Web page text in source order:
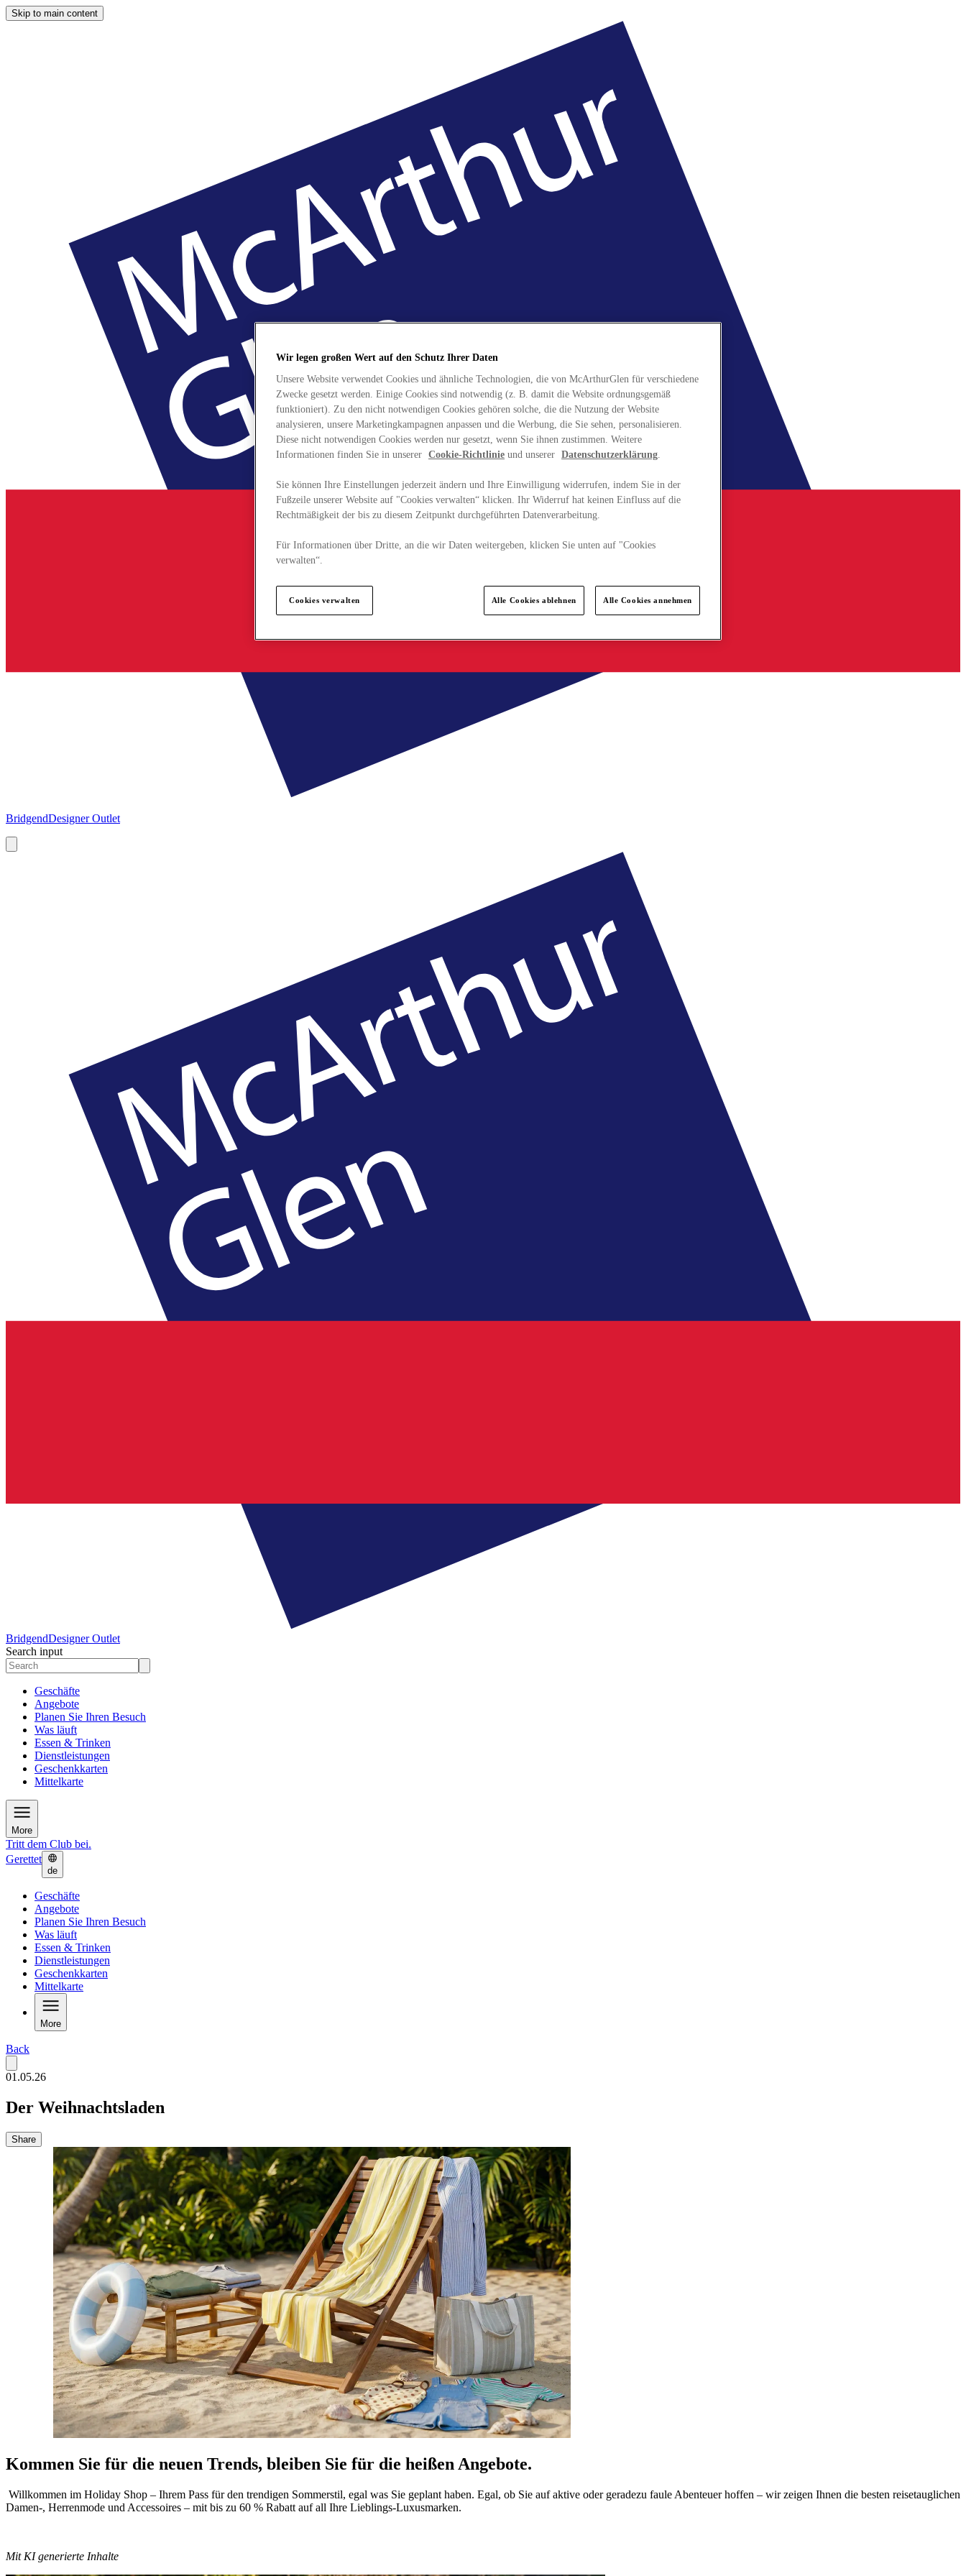
Skip to main content
BridgendDesigner Outlet
BridgendDesigner Outlet
Search input
Geschäfte
Angebote
Planen Sie Ihren Besuch
Was läuft
Essen & Trinken
Dienstleistungen
Geschenkkarten
Mittelkarte
More
Tritt dem Club bei.
Gerettet
de
Geschäfte
Angebote
Planen Sie Ihren Besuch
Was läuft
Essen & Trinken
Dienstleistungen
Geschenkkarten
Mittelkarte
More
Back
01.05.26
Der Weihnachtsladen
Share
Kommen Sie für die neuen Trends, bleiben Sie für die heißen Angebote.
Willkommen im Holiday Shop – Ihrem Pass für den trendigen Sommerstil, egal was Sie geplant haben. Egal, ob Sie auf aktive oder geradezu faule Abenteuer hoffen – wir zeigen Ihnen die besten reisetauglichen
Damen-, Herrenmode und Accessoires – mit bis zu 60 % Rabatt auf all Ihre Lieblings-Luxusmarken.
Mit KI generierte Inhalte
Wir legen großen Wert auf den Schutz Ihrer Daten
Unsere Website verwendet Cookies und ähnliche Technologien, die von McArthurGlen für verschiedene
Zwecke gesetzt werden. Einige Cookies sind notwendig (z. B. damit die Website ordnungsgemäß
funktioniert). Zu den nicht notwendigen Cookies gehören solche, die die Nutzung der Website
analysieren, unsere Marketingkampagnen anpassen und die Werbung, die Sie sehen, personalisieren.
Diese nicht notwendigen Cookies werden nur gesetzt, wenn Sie ihnen zustimmen. Weitere
Informationen finden Sie in unserer Cookie-Richtlinie und unserer Datenschutzerklärung.
Sie können Ihre Einstellungen jederzeit ändern und Ihre Einwilligung widerrufen, indem Sie in der
Fußzeile unserer Website auf "Cookies verwalten“ klicken. Ihr Widerruf hat keinen Einfluss auf die
Rechtmäßigkeit der bis zu diesem Zeitpunkt durchgeführten Datenverarbeitung.
Für Informationen über Dritte, an die wir Daten weitergeben, klicken Sie unten auf "Cookies
verwalten“.
Cookies verwalten Alle Cookies ablehnen Alle Cookies annehmen